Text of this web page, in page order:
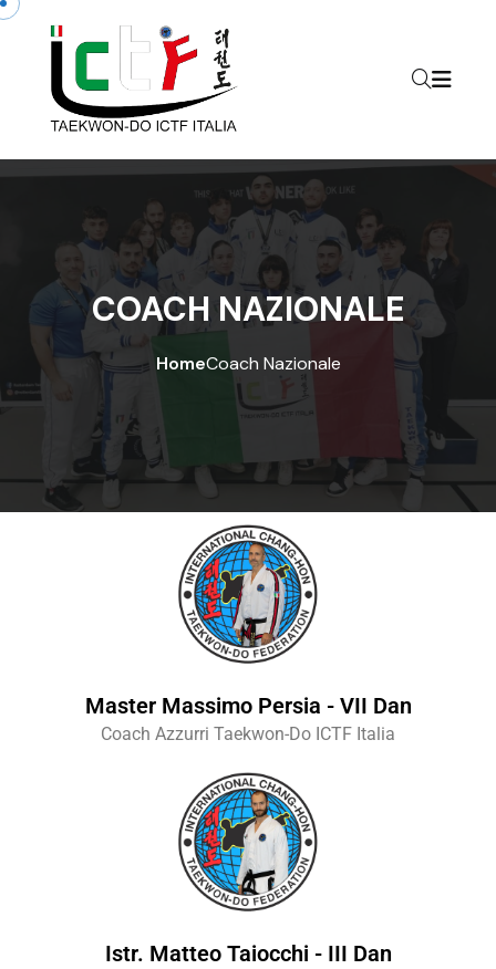
COACH NAZIONALE
HomeCoach Nazionale
Master Massimo Persia - VII Dan
Coach Azzurri Taekwon-Do ICTF Italia
Istr. Matteo Taiocchi - III Dan